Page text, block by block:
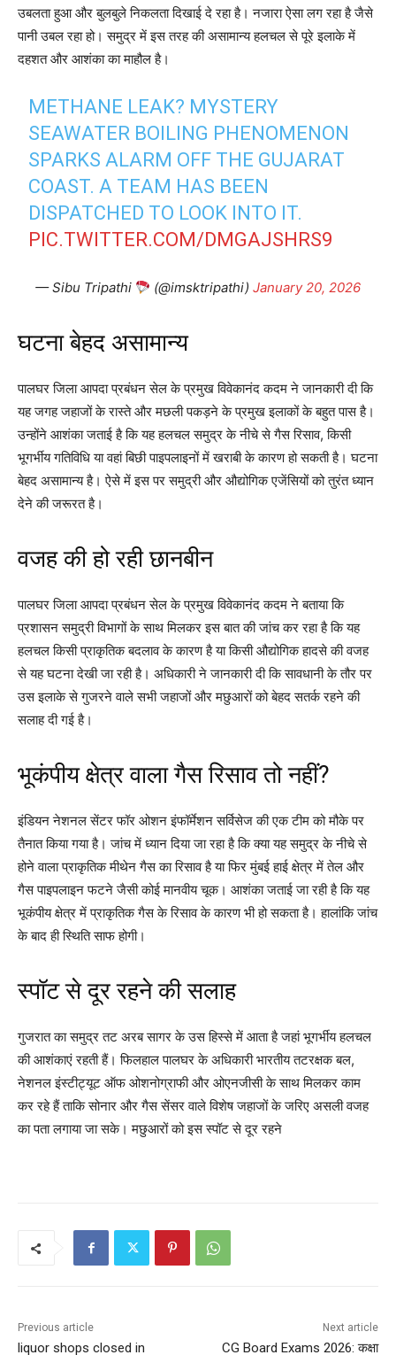
उबलता हुआ और बुलबुले निकलता दिखाई दे रहा है। नजारा ऐसा लग रहा है जैसे
पानी उबल रहा हो। समुद्र में इस तरह की असामान्य हलचल से पूरे इलाके में
दहशत और आशंका का माहौल है।
METHANE LEAK? MYSTERY
SEAWATER BOILING PHENOMENON
SPARKS ALARM OFF THE GUJARAT
COAST. A TEAM HAS BEEN
DISPATCHED TO LOOK INTO IT.
PIC.TWITTER.COM/DMGAJSHRS9
— Sibu Tripathi (@imsktripathi)January 20, 2026
घटना बेहद असामान्य
पालघर जिला आपदा प्रबंधन सेल के प्रमुख विवेकानंद कदम ने जानकारी दी कि
यह जगह जहाजों के रास्ते और मछली पकड़ने के प्रमुख इलाकों के बहुत पास है।
उन्होंने आशंका जताई है कि यह हलचल समुद्र के नीचे से गैस रिसाव, किसी
भूगर्भीय गतिविधि या वहां बिछी पाइपलाइनों में खराबी के कारण हो सकती है। घटना
बेहद असामान्य है। ऐसे में इस पर समुद्री और औद्योगिक एजेंसियों को तुरंत ध्यान
देने की जरूरत है।
वजह की हो रही छानबीन
पालघर जिला आपदा प्रबंधन सेल के प्रमुख विवेकानंद कदम ने बताया कि
प्रशासन समुद्री विभागों के साथ मिलकर इस बात की जांच कर रहा है कि यह
हलचल किसी प्राकृतिक बदलाव के कारण है या किसी औद्योगिक हादसे की वजह
से यह घटना देखी जा रही है। अधिकारी ने जानकारी दी कि सावधानी के तौर पर
उस इलाके से गुजरने वाले सभी जहाजों और मछुआरों को बेहद सतर्क रहने की
सलाह दी गई है।
भूकंपीय क्षेत्र वाला गैस रिसाव तो नहीं?
इंडियन नेशनल सेंटर फॉर ओशन इंफॉर्मेशन सर्विसेज की एक टीम को मौके पर
तैनात किया गया है। जांच में ध्यान दिया जा रहा है कि क्या यह समुद्र के नीचे से
होने वाला प्राकृतिक मीथेन गैस का रिसाव है या फिर मुंबई हाई क्षेत्र में तेल और
गैस पाइपलाइन फटने जैसी कोई मानवीय चूक। आशंका जताई जा रही है कि यह
भूकंपीय क्षेत्र में प्राकृतिक गैस के रिसाव के कारण भी हो सकता है। हालांकि जांच
के बाद ही स्थिति साफ होगी।
स्पॉट से दूर रहने की सलाह
गुजरात का समुद्र तट अरब सागर के उस हिस्से में आता है जहां भूगर्भीय हलचल
की आशंकाएं रहती हैं। फिलहाल पालघर के अधिकारी भारतीय तटरक्षक बल,
नेशनल इंस्टीट्यूट ऑफ ओशनोग्राफी और ओएनजीसी के साथ मिलकर काम
कर रहे हैं ताकि सोनार और गैस सेंसर वाले विशेष जहाजों के जरिए असली वजह
का पता लगाया जा सके। मछुआरों को इस स्पॉट से दूर रहने
Previous article
liquor shops closed in
Next article
CG Board Exams 2026: कक्षा